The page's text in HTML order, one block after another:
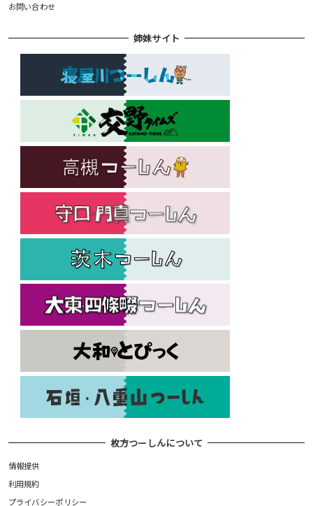
お問い合わせ
姉妹サイト
枚方つーしんについて
情報提供
利用規約
プライバシーポリシー